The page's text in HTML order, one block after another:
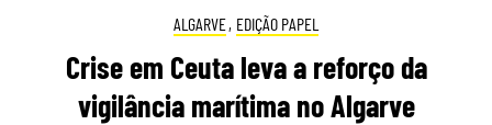
ALGARVE, EDIÇÃO PAPEL
Crise em Ceuta leva a reforço da
vigilância marítima no Algarve